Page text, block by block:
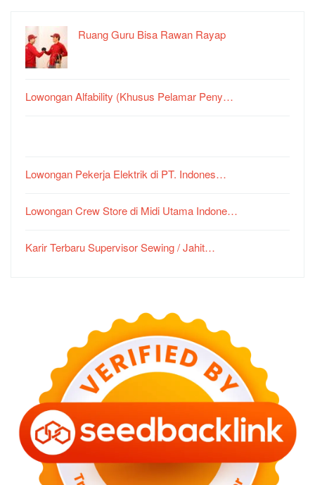
Ruang Guru Bisa Rawan Rayap
Lowongan Alfability (Khusus Pelamar Peny…
Lowongan Pekerja Elektrik di PT. Indones…
Lowongan Crew Store di Midi Utama Indone…
Karir Terbaru Supervisor Sewing / Jahit…